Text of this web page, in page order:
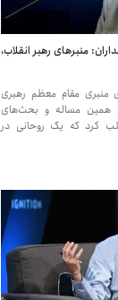
منبرهای رهبر انقلاب،
مقام معظم رهبری
و همین مساله و بحث‌های
کرد که یک روحانی در